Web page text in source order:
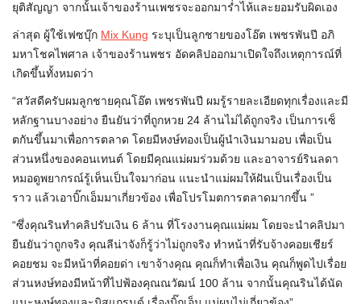
ยุติสัญญา จากนั้นเจ้าของร้านเพชรจะออกมาร่ำไห้และยอมรับผิดเอง
ล่าสุด ผู้ใช้เฟซบุ๊ก Mix Kung ระบุเป็นลูกชายของโอ๊ต เพชรพันปี อภิ
มหาโชคไพศาล เจ้าของร้านพชร อัดคลิปออกมาเปิดใจถึงเหตุการณ์ที่
เกิดขึ้นทั้งหมดว่า
“สวัสดีครับผมลูกชายคุณโอ๊ต เพชรพันปี ผมรู้รายละเอียดทุกเรื่องและมี
หลักฐานบางอย่าง ยืนยันว่าที่ถูกหวย 24 ล้านไม่ได้ถูกจริง เป็นการเซ็
ตกันขึ้นมาเพื่อการตลาด โดยมีหงษ์ทองเป็นผู้นำเงินมามอบ เพื่อเป็น
ส่วนหนึ่งของคอนเทนต์ โดยมีคุณแม่ผมร่วมด้วย และอาจารย์รินลดา
หมอดูพยากรณ์รู้เห็นเป็นใจมาก่อน แนะนำแม่ผมให้ฝันเป็นเรื่องเป็น
ราว แล้วเอาบิ๊กเอ็มมาเกี่ยวข้อง เพื่อโปรโมตการตลาดมากขึ้น ”
“ซึ่งคุณรินทำคลิปรับเงิน 6 ล้าน ที่โรงงานคุณแม่ผม โดยจะนำคลิปมา
ยืนยันว่าถูกจริง คุณลีน่าจังก็รู้ว่าไม่ถูกจริง ทำหน้าที่รับจ้างคอยเชียร์
คอยชม จะมีหน้าที่คอยด่า เขาจ้างคุณ คุณก็ทำเพื่อเงิน คุณก็พูดไปเรื่อย
ส่วนหงษ์ทองมีหน้าที่ไปฟ้องคุณณวัฒน์ 100 ล้าน จากนั้นคุณรินได้นัด